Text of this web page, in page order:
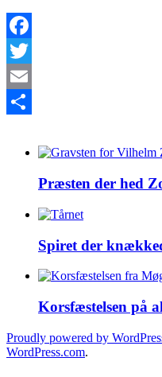
Facebook
Twitter
Email
Præsten
hed
Zoëga
Præsten der hed
Spiret
knækkede
Spiret der
Korsfæstelsen
altertavlen
Korsfæstelsen på
Proudly powered by
WordPress.com.